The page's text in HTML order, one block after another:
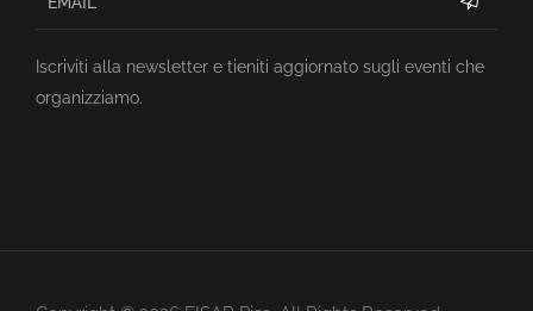
Iscriviti alla newsletter e tieniti aggiornato sugli eventi che
organizziamo.